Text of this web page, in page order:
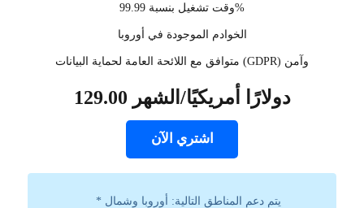
وقت تشغيل بنسبة 99.99%
الخوادم الموجودة في أوروبا
متوافق مع اللائحة العامة لحماية البيانات (GDPR) وآمن
129.00 دولارًا أمريكيًا/الشهر
اشتري الآن
* يتم دعم المناطق التالية: أوروبا وشمال